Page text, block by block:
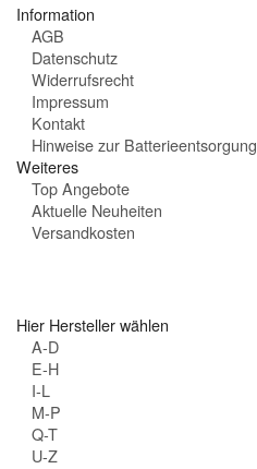
Information
AGB
Datenschutz
Widerrufsrecht
Impressum
Kontakt
Hinweise zur Batterieentsorgung
Weiteres
Top Angebote
Aktuelle Neuheiten
Versandkosten
Hier Hersteller wählen
A-D
E-H
I-L
M-P
Q-T
U-Z